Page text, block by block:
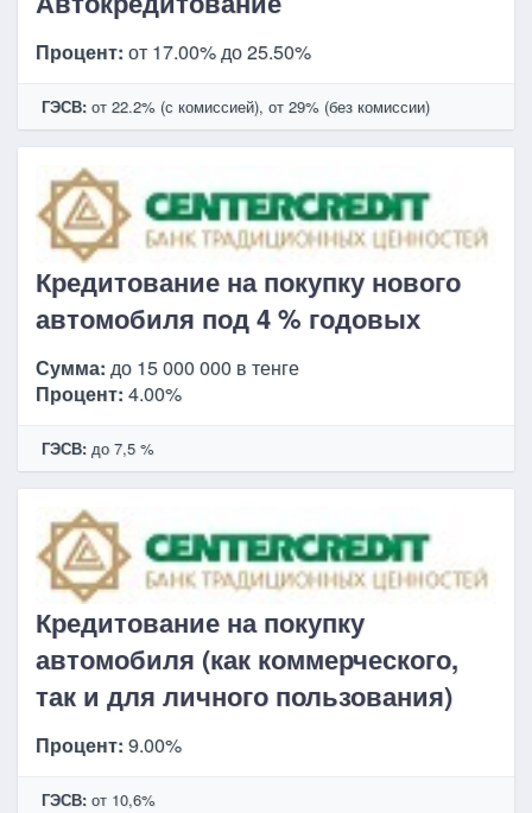
Процент: от 17.00% до 25.50%
ГЭСВ: от 22.2% (с комиссией), от 29% (без комиссии)
Кредитование на покупку нового
автомобиля под 4 % годовых
Сумма: до 15 000 000 в тенге
Процент: 4.00%
ГЭСВ: до 7,5 %
Кредитование на покупку
автомобиля (как коммерческого,
так и для личного пользования)
Процент: 9.00%
ГЭСВ: от 10,6%